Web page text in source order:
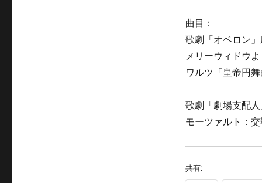
曲目：
歌劇「オベロン
メリーウィドウ
ワルツ「皇帝円
歌劇「劇場支配
モーツァルト：
共有: